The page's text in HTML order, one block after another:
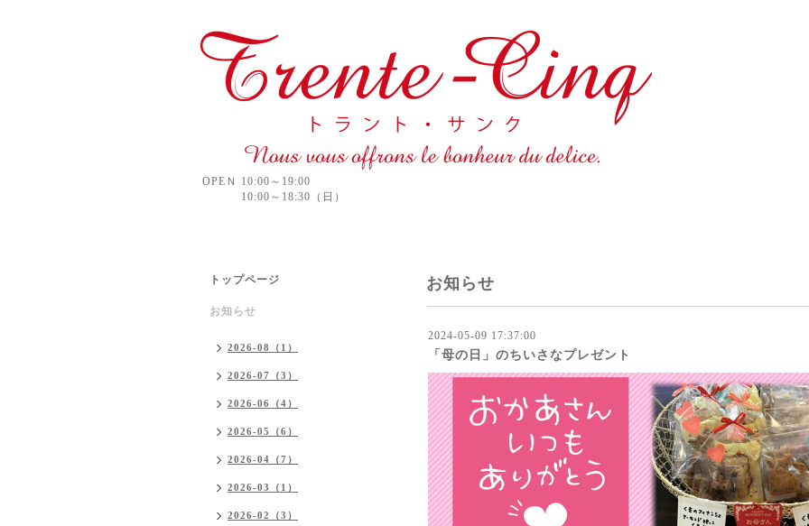
OPEＮ 10:00～19:00
10:00～18:30（日）
お知らせ
2024-05-09 17:37:00
「母の日」のちいさなプレゼント
トップページ
お知らせ
2026-08（1）
2026-07（3）
2026-06（4）
2026-05（6）
2026-04（7）
2026-03（1）
2026-02（3）